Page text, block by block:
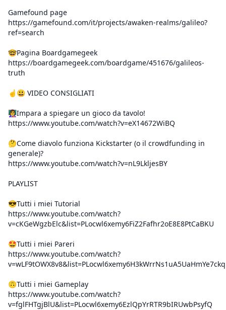
Gamefound page
https://gamefound.com/it/projects/awaken-realms/galileo?
ref=search
🤓Pagina Boardgamegeek
https://boardgamegeek.com/boardgame/451676/galileos-
truth
☝️😃 VIDEO CONSIGLIATI
👩‍🏫Impara a spiegare un gioco da tavolo!
https://www.youtube.com/watch?v=eX14672WiBQ
🤔Come diavolo funziona Kickstarter (o il crowdfunding in
generale)?
https://www.youtube.com/watch?v=nL9LkljesBY
PLAYLIST
😎Tutti i miei Tutorial
https://www.youtube.com/watch?
v=cKGeWgzbElc&list=PLocwl6xemy6FiZ2Fafhr2oE8E8PtCaBKU
🤩Tutti i miei Pareri
https://www.youtube.com/watch?
v=wLF9tOWX8v8&list=PLocwl6xemy6H3kWrrNs1uA5UaHmYe7ckq
🙃Tutti i miei Gameplay
https://www.youtube.com/watch?
v=fglFHTgjBlU&list=PLocwl6xemy6EzlQpYrRTR9bIRUwbPsyfQ